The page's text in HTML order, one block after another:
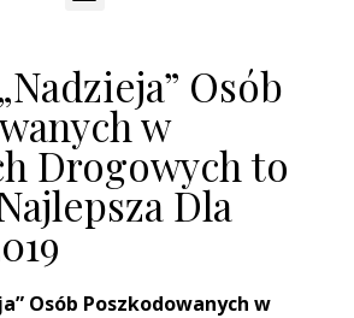
Osób
w
Drogowych to
Dla
Osób Poszkodowanych w